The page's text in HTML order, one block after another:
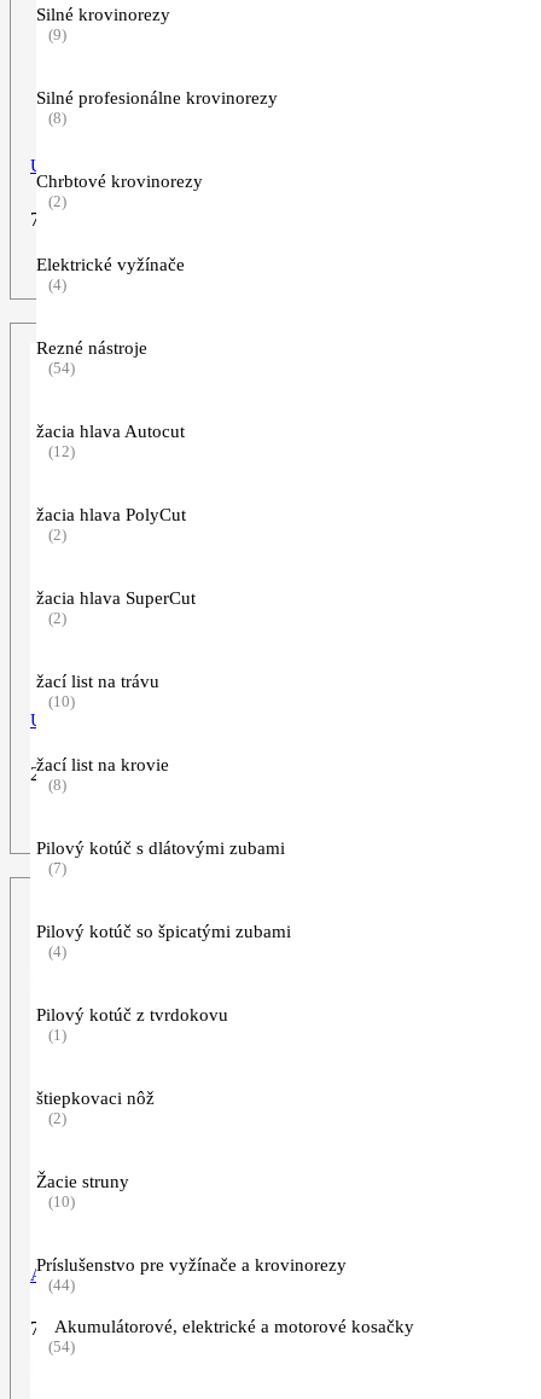
Univerzálny čistič CU 100, 1l
7,99
ZOBRAZIŤ VIAC
Univerzálny čistič CU 100, 5l
24,90€
Autošampón s voskom CC 100, 1 l
7,99€
Silné krovinorezy
(9)
Silné profesionálne krovinorezy
(8)
Chrbtové krovinorezy
(2)
Elektrické vyžínače
(4)
Rezné nástroje
(54)
žacia hlava Autocut
(12)
žacia hlava PolyCut
(2)
žacia hlava SuperCut
(2)
žací list na trávu
(10)
žací list na krovie
(8)
Pilový kotúč s dlátovými zubami
(7)
Pilový kotúč so špicatými zubami
(4)
Pilový kotúč z tvrdokovu
(1)
štiepkovaci nôž
(2)
Žacie struny
(10)
Príslušenstvo pre vyžínače a krovinorezy
(44)
Akumulátorové, elektrické a motorové kosačky
(54)